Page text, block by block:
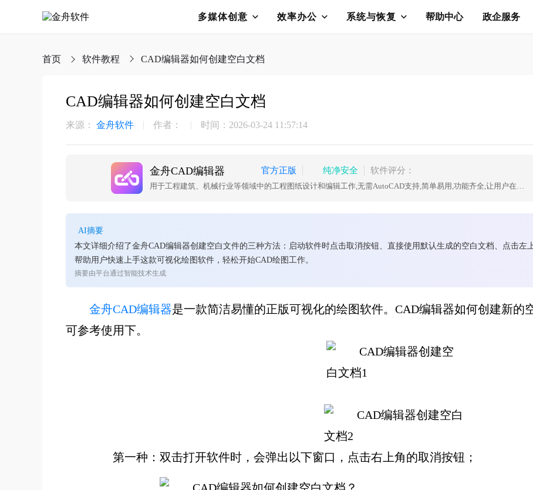
多媒体创意 效率办公 系统与恢复 帮助中心 政企服务
首页 软件教程 CAD编辑器如何创建空白文档
CAD编辑器如何创建空白文档
来源： 金舟软件 作者： 时间：2026-03-24 11:57:14
金舟CAD编辑器 官方正版 纯净安全 软件评分：
用于工程建筑、机械行业等领域中的工程图纸设计和编辑工作,无需AutoCAD支持,简单易用,功能齐全,让用户在CAD制图过程中获得良好体验
AI摘要
本文详细介绍了金舟CAD编辑器创建空白文件的三种方法：启动软件时点击取消按钮、直接使用默认生成的空白文档、点击左
帮助用户快速上手这款可视化绘图软件，轻松开始CAD绘图工作。
摘要由平台通过智能技术生成
金舟CAD编辑器是一款简洁易懂的正版可视化的绘图软件。 CAD编辑器如何创建新的
可参考使用下。
第一种：双击打开软件时，会弹出以下窗口，点击右上角的取消按钮；